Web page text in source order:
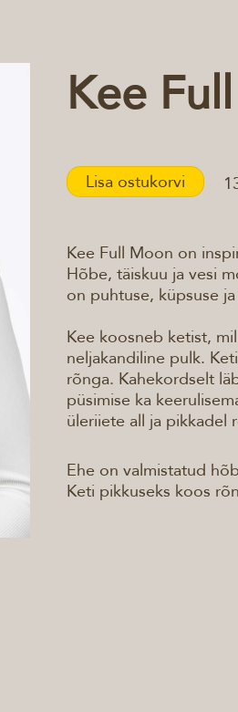
Kee
Lisa ostukorvi
Kee Full Moon on
Hõbe, täiskuu ja vesi
on puhtuse, küpsuse
Kee koosneb ketist,
neljakandiline pulk.
rõnga. Kahekordselt
püsimise ka
üleriiete all ja pikkadel
Ehe on valmistatud
Keti pikkuseks koos